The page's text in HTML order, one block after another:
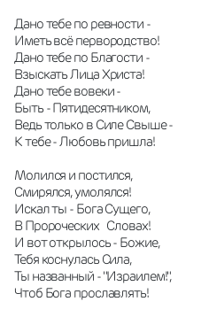
Дано тебе по ревности -
Иметь всё первородство!
Дано тебе по Благости -
Взыскать Лица Христа!
Дано тебе вовеки -
Быть - Пятидесятником,
Ведь только в Силе Свыше -
К тебе - Любовь пришла!
Молился и постился,
Смирялся, умолялся!
Искал ты - Бога Сущего,
В Пророческих   Словах!
И вот открылось - Божие,
Тебя коснулась Сила,
Ты названный - "Израилем!",
Чтоб Бога прославлять!